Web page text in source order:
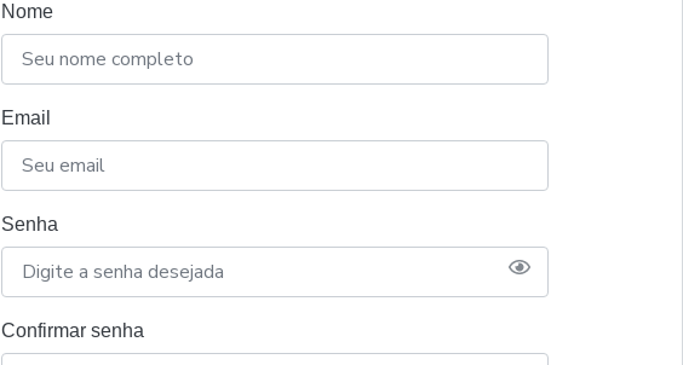
Nome
Email
Senha
Confirmar senha